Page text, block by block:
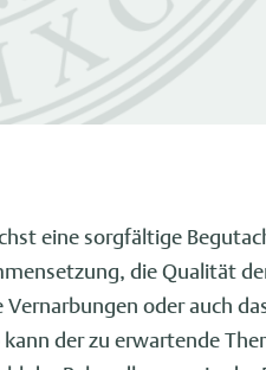
eine sorgfältige
die Qualität
oder auch
der zu erwartende